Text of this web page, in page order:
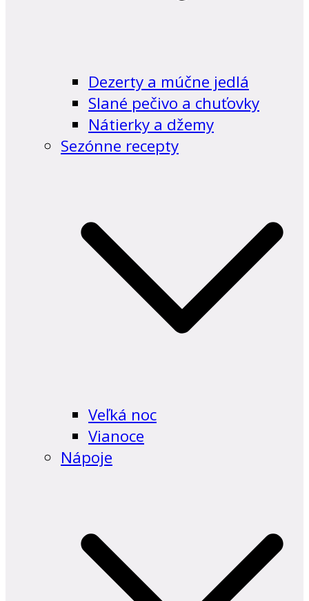
Dezerty a múčne jedlá
Slané pečivo a chuťovky
Nátierky a džemy
Sezónne recepty
Veľká noc
Vianoce
Nápoje